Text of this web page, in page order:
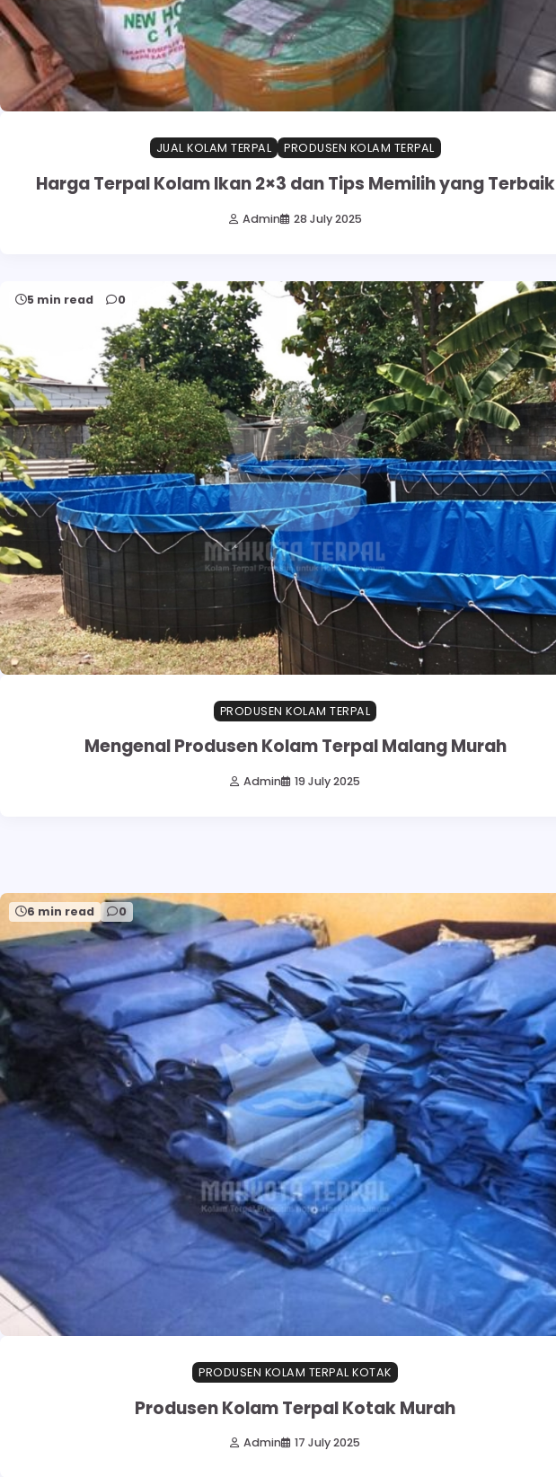
JUAL KOLAM TERPAL PRODUSEN KOLAM TERPAL
Harga Terpal Kolam Ikan 2×3 dan Tips Memilih yang Terbaik
Admin 28 July 2025
5 min read 0
PRODUSEN KOLAM TERPAL
Mengenal Produsen Kolam Terpal Malang Murah
Admin 19 July 2025
6 min read 0
PRODUSEN KOLAM TERPAL KOTAK
Produsen Kolam Terpal Kotak Murah
Admin 17 July 2025